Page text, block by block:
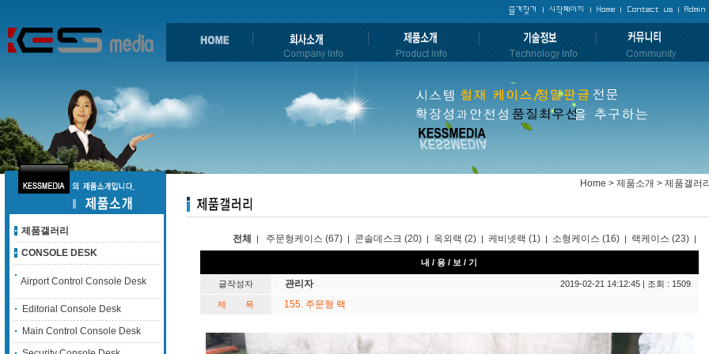
제품갤러리
CONSOLE DESK
Airport Control Console Desk
Editorial Console Desk
Main Control Console Desk
Home > 제품소개 > 제품갤러
전체 | 주문형케이스 (67)| 콘솔데스크 (20)| 옥외랙 (2)| 케비넷랙 (1)| 소형케이스 (16)| 랙케이스 (23)|
내 / 용 / 보 / 기
글작성자 관리자 2019-02-21 14:12:45 | 조회 : 1509
제 목 155. 주문형 랙